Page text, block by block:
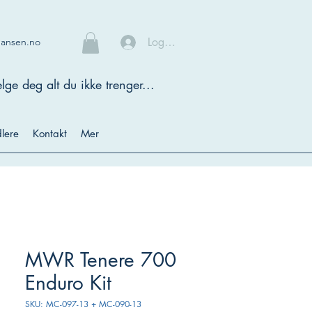
Logg inn
deg alt du ikke trenger...
Kontakt Mer
MWR Tenere 700
Enduro Kit
SKU: MC-097-13 + MC-090-13